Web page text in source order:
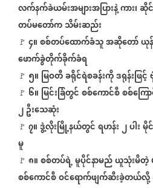
လက်နက်ခဲယမ်းအများအပြားနဲ့ကား၊ဆို
တပ်မတော်ကသိမ်းဆည်း
🚩 ၄။စစ်တပ်ထောက်ခံသူအဆိုတော်ယု
ဖောက်ခွဲတိုက်ခိုက်ခံရ
🚩 ၅။ မြဝတီခရိုင်ရဲစခန်းကိုဒရုန်းဖြင့်
🚩 ၆။ မြင်းခြံတွင်စစ်ကောင်စီစစ်ကြေ
၂ဦးသေဆုံး
🚩 ၇။ဒွဲ့လိုးမြို့နယ်တွင်ရဟန်း၂ပါးမို
မူ
🚩 ၈။စစ်တပ်ရဲ့မူပိုင်နာမည်ယူသုံးမိတဲ့
စစ်ကောင်စီဝင်ရောက်ဖျက်ဆီးခဲ့တယ်လို့